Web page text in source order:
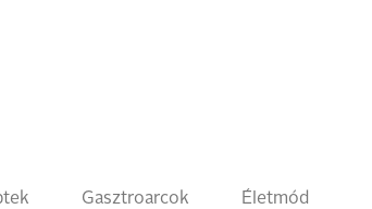
Gasztroarcok Életmód